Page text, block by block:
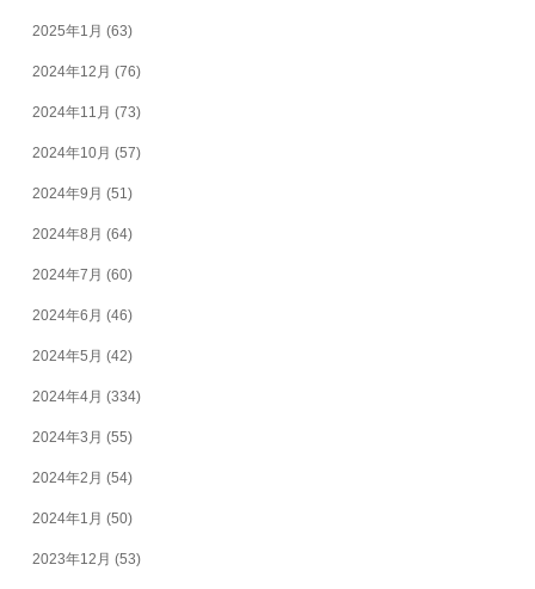
2025年1月 (63)
2024年12月 (76)
2024年11月 (73)
2024年10月 (57)
2024年9月 (51)
2024年8月 (64)
2024年7月 (60)
2024年6月 (46)
2024年5月 (42)
2024年4月 (334)
2024年3月 (55)
2024年2月 (54)
2024年1月 (50)
2023年12月 (53)